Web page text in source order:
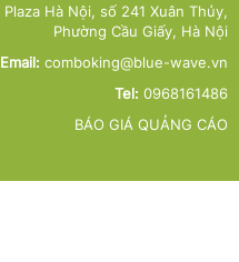
Hà Nội, số 241 Xuân Thủy,
Phường Cầu Giấy, Hà Nội
Email: comboking@blue-wave.vn
Tel: 0968161486
BÁO GIÁ QUẢNG CÁO